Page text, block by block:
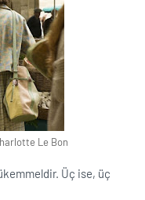
Le Bon
Üç ise, üç